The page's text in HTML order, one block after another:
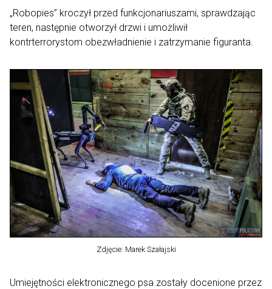
„Robopies” kroczył przed funkcjonariuszami, sprawdzając
teren, następnie otworzył drzwi i umożliwił
kontrterrorystom obezwładnienie i zatrzymanie figuranta.
Zdjęcie: Marek Szałajski
Umiejętności elektronicznego psa zostały docenione przez